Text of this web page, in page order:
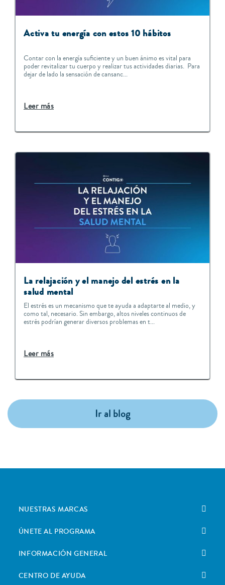
Activa tu energía con estos 10 hábitos
Contar con la energía suficiente y un buen ánimo es vital para
poder revitalizar tu cuerpo y realizar tus actividades diarias. Para
dejar de lado la sensación de cansanc...
Leer más
La relajación y el manejo del estrés en la
salud mental
El estrés es un mecanismo que te ayuda a adaptarte al medio, y
como tal, necesario. Sin embargo, altos niveles continuos de
estrés podrían generar diversos problemas en t...
Leer más
Ir al blog
NUESTRAS MARCAS
ÚNETE AL PROGRAMA
INFORMACIÓN GENERAL
CENTRO DE AYUDA